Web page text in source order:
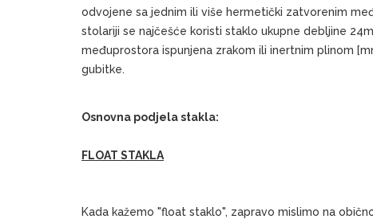
odvojene sa jednim ili više hermetički zatvorenim
stolariji se najčešće koristi staklo ukupne debljine
međuprostora ispunjena zrakom ili inertnim plinom
gubitke.
Osnovna podjela stakla:
FLOAT STAKLA
Kada kažemo "float staklo", zapravo mislimo na